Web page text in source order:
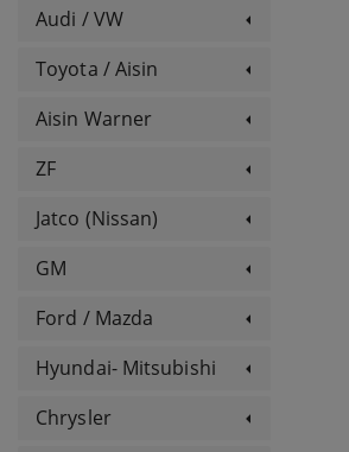
Audi / VW
Toyota / Aisin
Aisin Warner
ZF
Jatco (Nissan)
GM
Ford / Mazda
Hyundai- Mitsubishi
Chrysler